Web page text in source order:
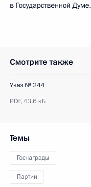
в Государственной Думе.
Смотрите также
Указ № 244
PDF,43.6 кБ
Темы
Госнаграды
Партии